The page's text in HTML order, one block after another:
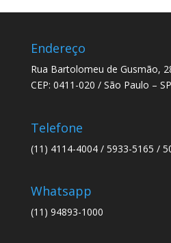
Endereço
Rua Bartolomeu de Gusmão,
CEP: 0411-020 / São Paulo – SP
Telefone
(11) 4114-4004 / 5933-5165 /
Whatsapp
(11) 94893-1000